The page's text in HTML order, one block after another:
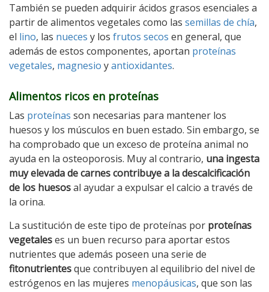
También se pueden adquirir ácidos grasos esenciales a
partir de alimentos vegetales como las semillas de chía,
el lino, las nueces y los frutos secos en general, que
además de estos componentes, aportan proteínas
vegetales, magnesio yantioxidantes.
Alimentos ricos en proteínas
Las proteínas son necesarias para mantener los
huesos y los músculos en buen estado. Sin embargo, se
ha comprobado que un exceso de proteína animal no
ayuda en la osteoporosis. Muy al contrario, una ingesta
muy elevada de carnes contribuye a la descalcificación
de los huesosal ayudar a expulsar el calcio a través de
la orina.
La sustitución de este tipo de proteínas por proteínas
vegetaleses un buen recurso para aportar estos
nutrientes que además poseen una serie de
fitonutrientesque contribuyen al equilibrio del nivel de
estrógenos en las mujeres menopáusicas, que son las